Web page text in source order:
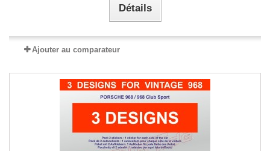
Détails
Ajouter au comparateur